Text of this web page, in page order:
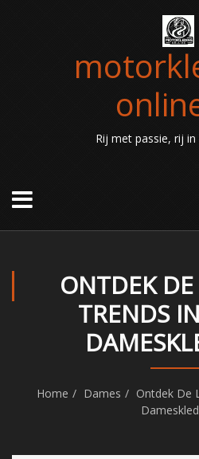
Rij met passie, rij
ONTDEK
TRENDS
Home Dames
Ontdek De